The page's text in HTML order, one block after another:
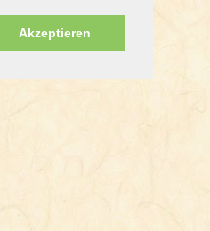
Akzeptieren